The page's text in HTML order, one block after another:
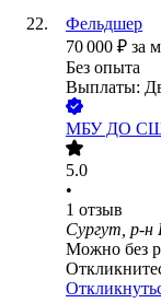
Фельдшер
70 000 ₽ за
Без опыта
Выплаты:
МБУ ДО
5.0
•
1 отзыв
Сургут, р-н
Можно без